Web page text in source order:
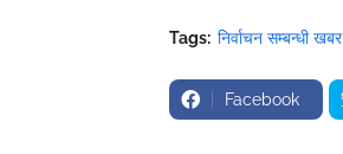
Tags: निर्वाचन सम्बन्धी खबर
Facebook